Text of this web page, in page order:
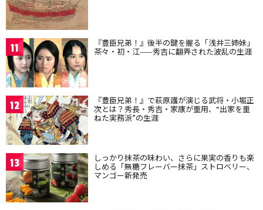
11 『豊臣兄弟！』後半の鍵を握る「浅井三姉妹」
茶々・初・江——秀吉に翻弄された波乱の生涯
12 『豊臣兄弟！』で萩原護が演じる武将・小堀正
次とは？秀長・秀吉・家康が重用、“出家を重
ねた実務派”の生涯
13 しっかり抹茶の味わい、さらに果実の香りも楽
しめる「無糖フレーバー抹茶」ストロベリー、
マンゴー新発売